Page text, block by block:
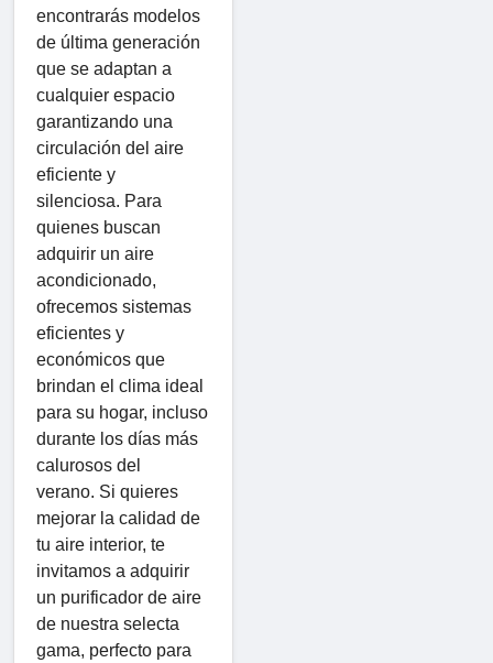
encontrarás modelos
de última generación
que se adaptan a
cualquier espacio
garantizando una
circulación del aire
eficiente y
silenciosa. Para
quienes buscan
adquirir un aire
acondicionado,
ofrecemos sistemas
eficientes y
económicos que
brindan el clima ideal
para su hogar, incluso
durante los días más
calurosos del
verano. Si quieres
mejorar la calidad de
tu aire interior, te
invitamos a adquirir
un purificador de aire
de nuestra selecta
gama, perfecto para